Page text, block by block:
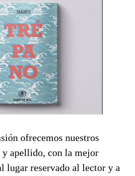
ofrecemos nuestros
y apellido, con la mejor
lugar reservado al lector y a